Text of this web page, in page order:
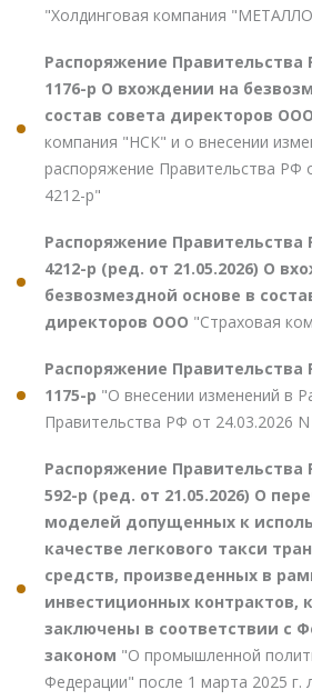
"Холдинговая компания
Распоряжение Правительства
1176-р О вхождении на
состав совета директоров ООО
компания "НСК" и о внесении
распоряжение Правительства РФ
4212-р"
Распоряжение Правительства
4212-р (ред. от 21.05.2026) О
безвозмездной основе в
директоров ООО "Страховая
Распоряжение Правительства
1175-р "О внесении изменений в
Правительства РФ от 24.03.2026
Распоряжение Правительства
592-р (ред. от 21.05.2026) О
моделей допущенных к
качестве легкового такси
средств, произведенных в
инвестиционных контрактов,
заключены в соответствии с
законом "О промышленной
Федерации" после 1 марта 2025 г.